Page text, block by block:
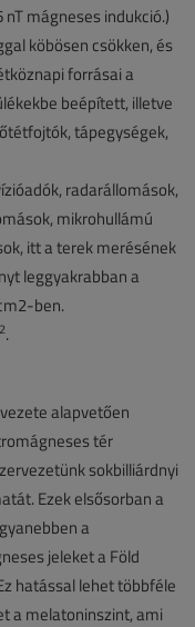
mágneses indukció.)
köbösen csökken, és
forrásai a
beépített, illetve
tápegységek,
radarállomások,
mikrohullámú
itt a terek merésének
leggyakrabban a
ben.
2.
alapvetően
tér
sokbilliárdnyi
Ezek elsősorban a
a
jeleket a Föld
hatással lehet többféle
a melatoninszint, ami